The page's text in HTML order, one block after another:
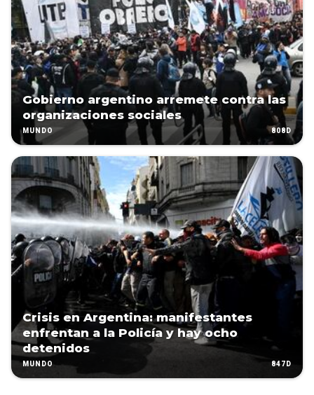
Gobierno argentino arremete contra las
organizaciones sociales
MUNDO 808D
Crisis en Argentina: manifestantes
enfrentan a la Policía y hay ocho
detenidos
MUNDO 847D